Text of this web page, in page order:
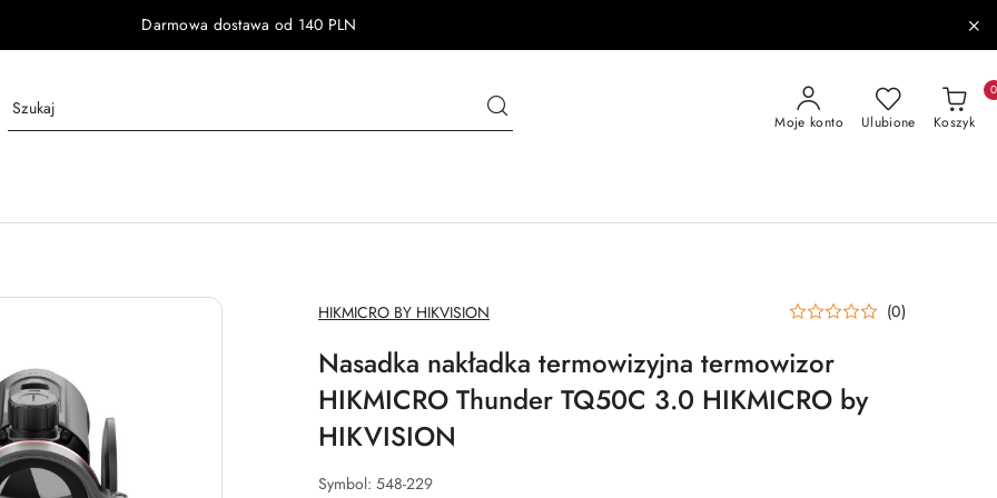
Darmowa dostawa od 140 PLN
Moje konto Ulubione Koszyk
0
NAZWA
PRODUCENTA:
HIKMICRO BY HIKVISION (0)
Nasadka nakładka termowizyjna termowizor
HIKMICRO Thunder TQ50C 3.0 HIKMICRO by
HIKVISION
Symbol: 548-229